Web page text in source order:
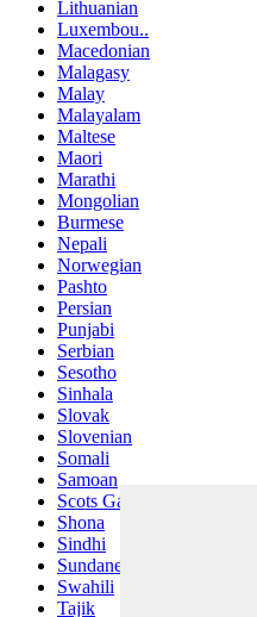
Lithuanian
Luxembou..
Macedonian
Malagasy
Malay
Malayalam
Maltese
Maori
Marathi
Mongolian
Burmese
Nepali
Norwegian
Pashto
Persian
Punjabi
Serbian
Sesotho
Sinhala
Slovak
Slovenian
Somali
Samoan
Scots Gaelic
Shona
Sindhi
Sundanese
Swahili
Tajik